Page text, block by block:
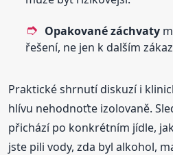
Opakované záchvaty
řešení, ne jen k dalším
Praktické shrnutí diskuzí i
hlívu nehodnoťte izolovaně.
přichází po konkrétním jídle,
jste pili vody, zda byl alkohol,